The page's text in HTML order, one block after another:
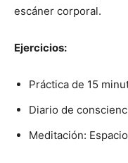
escáner corporal.
Ejercicios:
Práctica de 15
Diario de
Meditación: